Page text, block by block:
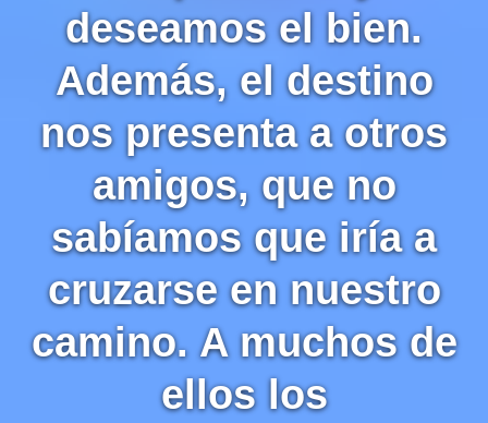
deseamos el bien.
Además, el destino
nos presenta a otros
amigos, que no
sabíamos que iría a
cruzarse en nuestro
camino. A muchos de
ellos los